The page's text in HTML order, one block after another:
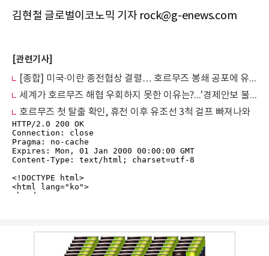
김현철 글로벌이코노믹 기자 rock@g-enews.com
[관련기사]
[종합] 미국·이란 종전협상 결렬… 호르무즈 봉쇄 공포에 유가 120달러 재진입 위기
세계가 호르무즈 해협 우회하지 못한 이유는?...'경제안보 불감증'이 부른 재앙
호르무즈 첫 탈출 확인, 휴전 이후 유조선 3척 걸프 빠져나와